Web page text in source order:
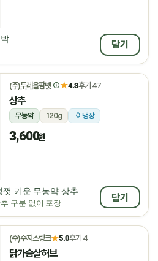
담기
(주)두레올팜넷 ★4.3후기 47
상추
무농약 120g 냉장
3,600원
껏 키운 무농약 상추
구분 없이 포장
담기
(주)수지스링크★5.0후기 4
닭가슴살허브